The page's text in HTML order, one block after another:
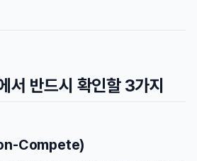
서 반드시 확인할 3가지
Compete)